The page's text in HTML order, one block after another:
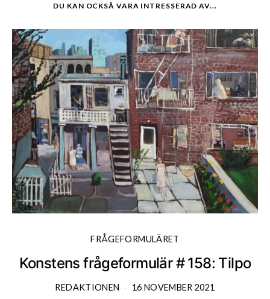
DU KAN OCKSÅ VARA INTRESSERAD AV...
FRÅGEFORMULÄRET
Konstens frågeformulär # 158: Tilpo
REDAKTIONEN 16 NOVEMBER 2021